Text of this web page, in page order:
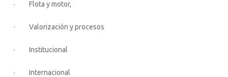
· Flota y motor,
· Valorización y procesos
· Institucional
· Internacional